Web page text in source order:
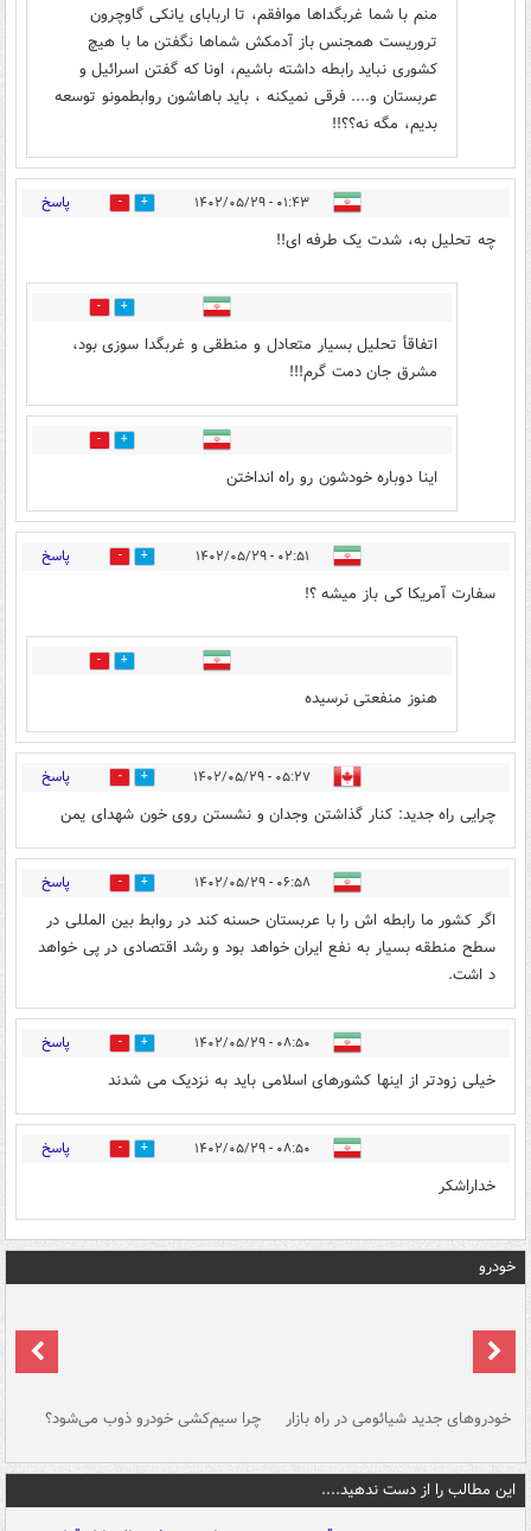
منم با شما غربگداها موافقم، تا اربابای یانکی گاوچرون
تروريست همجنس باز آدمکش شماها نگفتن ما با هیچ
کشوری نباید رابطه داشته باشیم، اونا که گفتن اسرائیل و
عربستان و.... فرقی نمیکنه ، باید باهاشون روابطمونو توسعه
بدیم، مگه نه؟؟!!
۰۱:۴۳ - ۱۴۰۲/۰۵/۲۹ 1 پاسخ
چه تحلیل به، شدت یک طرفه ای!!
0
اتفاقأ تحلیل بسیار متعادل و منطقی و غربگدا سوزی بود،
مشرق جان دمت گرم!!!
1
اینا دوباره خودشون رو راه انداختن
۰۲:۵۱ - ۱۴۰۲/۰۵/۲۹ 1 پاسخ
سفارت آمریکا کی باز میشه ؟!
0
هنوز منفعتی نرسیده
۰۵:۲۷ - ۱۴۰۲/۰۵/۲۹ 0 پاسخ
چرایی راه جدید: کنار گذاشتن وجدان و نشستن روی خون شهدای یمن
۰۶:۵۸ - ۱۴۰۲/۰۵/۲۹ 0 پاسخ
اگر کشور ما رابطه اش را با عربستان حسنه کند در روابط بین المللی در
سطح منطقه بسیار به نفع ایران خواهد بود و رشد اقتصادی در پی خواهد
د اشت.
۰۸:۵۰ - ۱۴۰۲/۰۵/۲۹ 0 پاسخ
خیلی زودتر از اینها کشورهای اسلامی باید به نزدیک می شدند
۰۸:۵۰ - ۱۴۰۲/۰۵/۲۹ 0 پاسخ
خداراشکر
خودرو
خودروهای جدید شیائومی در راه بازار چرا سیم‌کشی خودرو ذوب می‌شود؟
این مطالب را از دست ندهید....